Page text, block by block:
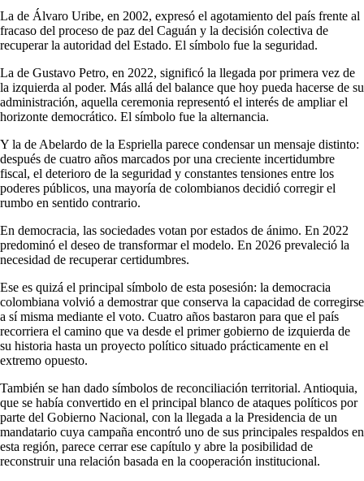
La de Álvaro Uribe, en 2002, expresó el agotamiento del país frente al
fracaso del proceso de paz del Caguán y la decisión colectiva de
recuperar la autoridad del Estado. El símbolo fue la seguridad.
La de Gustavo Petro, en 2022, significó la llegada por primera vez de
la izquierda al poder. Más allá del balance que hoy pueda hacerse de su
administración, aquella ceremonia representó el interés de ampliar el
horizonte democrático. El símbolo fue la alternancia.
Y la de Abelardo de la Espriella parece condensar un mensaje distinto:
después de cuatro años marcados por una creciente incertidumbre
fiscal, el deterioro de la seguridad y constantes tensiones entre los
poderes públicos, una mayoría de colombianos decidió corregir el
rumbo en sentido contrario.
En democracia, las sociedades votan por estados de ánimo. En 2022
predominó el deseo de transformar el modelo. En 2026 prevaleció la
necesidad de recuperar certidumbres.
Ese es quizá el principal símbolo de esta posesión: la democracia
colombiana volvió a demostrar que conserva la capacidad de corregirse
a sí misma mediante el voto. Cuatro años bastaron para que el país
recorriera el camino que va desde el primer gobierno de izquierda de
su historia hasta un proyecto político situado prácticamente en el
extremo opuesto.
También se han dado símbolos de reconciliación territorial. Antioquia,
que se había convertido en el principal blanco de ataques políticos por
parte del Gobierno Nacional, con la llegada a la Presidencia de un
mandatario cuya campaña encontró uno de sus principales respaldos en
esta región, parece cerrar ese capítulo y abre la posibilidad de
reconstruir una relación basada en la cooperación institucional.